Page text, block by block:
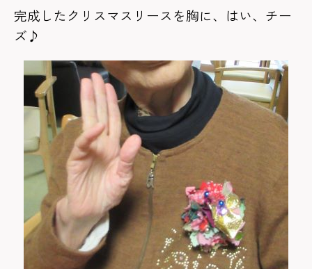
完成したクリスマスリースを胸に、はい、チー
ズ♪